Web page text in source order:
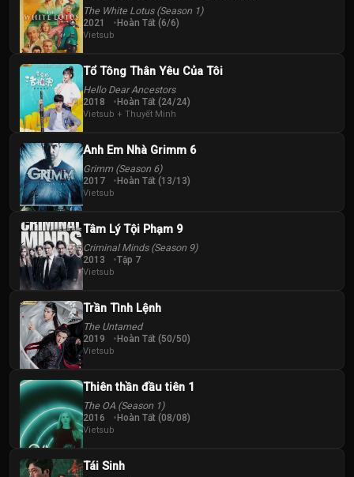
The White Lotus (Season 1)
2021 Hoàn Tất (6/6)
Vietsub
Tổ Tông Thân Yêu Của Tôi
Hello Dear Ancestors
2018 Hoàn Tất (24/24)
Vietsub + Thuyết Minh
Anh Em Nhà Grimm 6
Grimm (Season 6)
2017 Hoàn Tất (13/13)
Vietsub
Tâm Lý Tội Phạm 9
Criminal Minds (Season 9)
2013 Tập 7
Vietsub
Trần Tình Lệnh
The Untamed
2019 Hoàn Tất (50/50)
Vietsub
Thiên thần đầu tiên 1
The OA (Season 1)
2016 Hoàn Tất (08/08)
Vietsub
Tái Sinh